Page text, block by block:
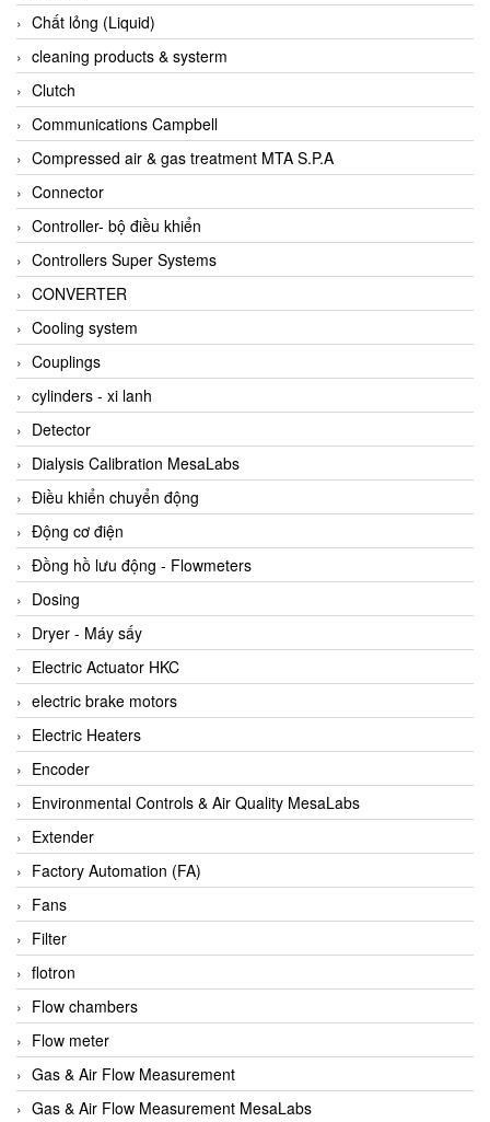
AI-Tek Vietnam
Akerstroms Viet Nam
AKO Armaturen & Separationstechnik
AKO Armaturen & Separationstechnik Vietnam
AKUSENSE
ALA OFFICINE SPA
Albrecht-Automatik Viet Nam
Allen Bradley Vietnam
Alpha Moisture Vietnam
Alpha-Achem Vietnam
Alphino
ALRE-IT Vietnam
Altech
Amarillo Gear
Ametek
AMPTRON Vietnam
AND Vietnam
ANDERSON-NEGELE
ANDILOG Technologies Vietnam
Anritsu
ANTEC S.A
Antico pumps
Anybus/ HMS
AOBEN
Apex Dynamics Vietnam
Apex Dynamics Vietnam
Apiste
APLISENS VietNam
Apollo Fire
Appleton
AQ Matic
Aqualabo Vietnam
Aquametro
Chất lỏng (Liquid)
cleaning products & systerm
Clutch
Communications Campbell
Compressed air & gas treatment MTA S.P.A
Connector
Controller- bộ điều khiển
Controllers Super Systems
CONVERTER
Cooling system
Couplings
cylinders - xi lanh
Detector
Dialysis Calibration MesaLabs
Điều khiển chuyển động
Động cơ điện
Đồng hồ lưu động - Flowmeters
Dosing
Dryer - Máy sấy
Electric Actuator HKC
electric brake motors
Electric Heaters
Encoder
Environmental Controls & Air Quality MesaLabs
Extender
Factory Automation (FA)
Fans
Filter
flotron
Flow chambers
Flow meter
Gas & Air Flow Measurement
Gas & Air Flow Measurement MesaLabs